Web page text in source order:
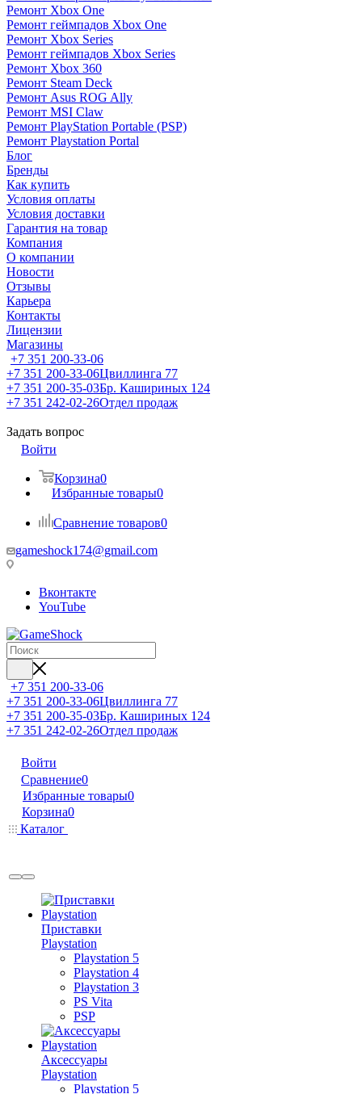
Ремонт Xbox One
Ремонт геймпадов Xbox One
Ремонт Xbox Series
Ремонт геймпадов Xbox Series
Ремонт Xbox 360
Ремонт Steam Deck
Ремонт Asus ROG Ally
Ремонт MSI Claw
Ремонт PlayStation Portable (PSP)
Ремонт Playstation Portal
Блог
Бренды
Как купить
Условия оплаты
Условия доставки
Гарантия на товар
Компания
О компании
Новости
Отзывы
Карьера
Контакты
Лицензии
Магазины
+7 351 200-33-06
+7 351 200-33-06Цвиллинга 77
+7 351 200-35-03Бр. Кашириных 124
+7 351 242-02-26Отдел продаж
Задать вопрос
Войти
Корзина0
Избранные товары0
Сравнение товаров0
gameshock174@gmail.com
Вконтакте
YouTube
+7 351 200-33-06
+7 351 200-33-06Цвиллинга 77
+7 351 200-35-03Бр. Кашириных 124
+7 351 242-02-26Отдел продаж
Войти
Сравнение0
Избранные товары0
Корзина0
Каталог
Приставки
Playstation
Playstation 5
Playstation 4
Playstation 3
PS Vita
PSP
Аксессуары
Playstation
Playstation 5